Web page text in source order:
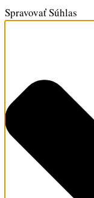
Spravovať Súhlas